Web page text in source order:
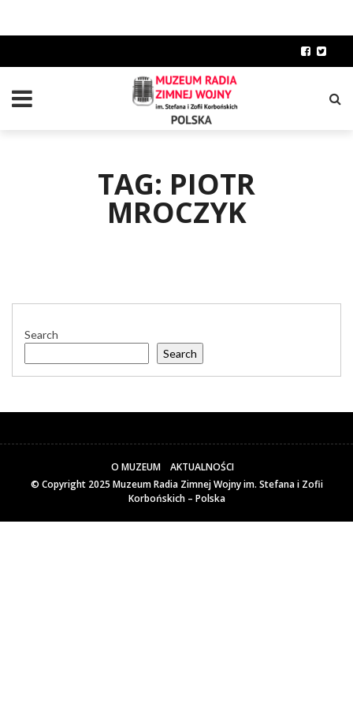
TAG: PIOTR
MROCZYK
Search
Search
O MUZEUM
AKTUALNOŚCI
© Copyright 2025 Muzeum Radia Zimnej Wojny im. Stefana i Zofii
Korbońskich – Polska